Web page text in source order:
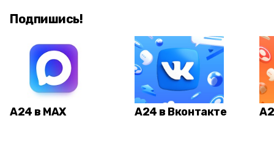
Подпишись!
А24 в MAX А24 в Вконтакте